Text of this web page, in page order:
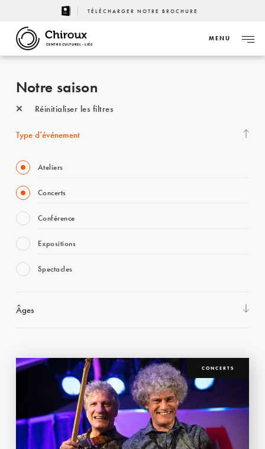
TÉLÉCHARGER NOTRE BROCHURE
CENTRE CULTUREL - LIÈGE
MENU
Notre saison
Réinitialiser les filtres
Type d’événement
Ateliers
Concerts
Conférence
Expositions
Spectacles
Âges
CONCERTS